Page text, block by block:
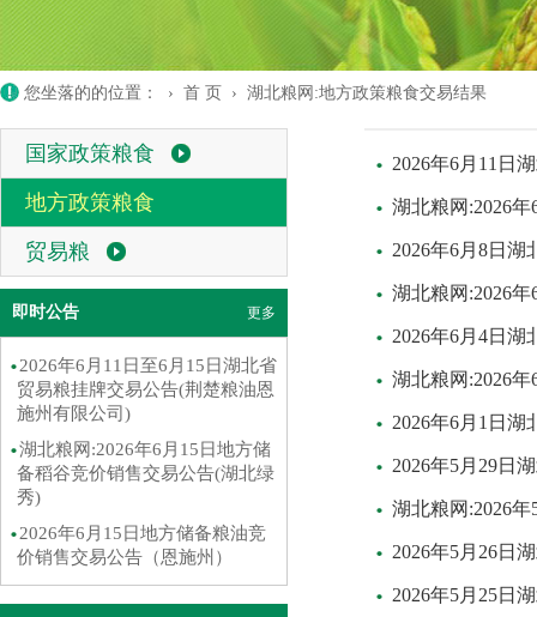
您坐落的的位置： › 首 页 › 湖北粮网:地方政策粮食交易结果
国家政策粮食
地方政策粮食
贸易粮
即时公告 更多
2026年6月11日至6月15日湖北省
贸易粮挂牌交易公告(荆楚粮油恩
施州有限公司)
湖北粮网:2026年6月15日地方储
备稻谷竞价销售交易公告(湖北绿
秀)
2026年6月15日地方储备粮油竞
价销售交易公告（恩施州）
2026年6月11日
湖北粮网:2026
2026年6月8日
湖北粮网:2026
2026年6月4日
湖北粮网:2026
2026年6月1日
2026年5月29日
湖北粮网:2026
2026年5月26日
2026年5月25日